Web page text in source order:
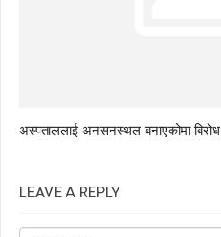
अस्पताललाई अनसनस्थल बनाएकोमा बिरोध
LEAVE A REPLY